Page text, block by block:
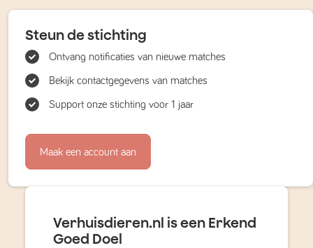
Steun de stichting
Ontvang notificaties van nieuwe matches
Bekijk contactgegevens van matches
Support onze stichting voor 1 jaar
Maak een account aan
Verhuisdieren.nl is een Erkend
Goed Doel